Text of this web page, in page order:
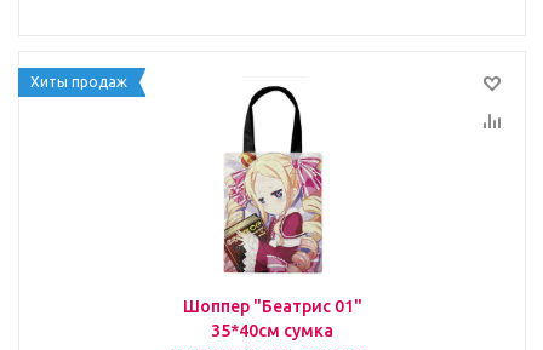
Хиты продаж
Шоппер "Беатрис 01"
35*40см сумка